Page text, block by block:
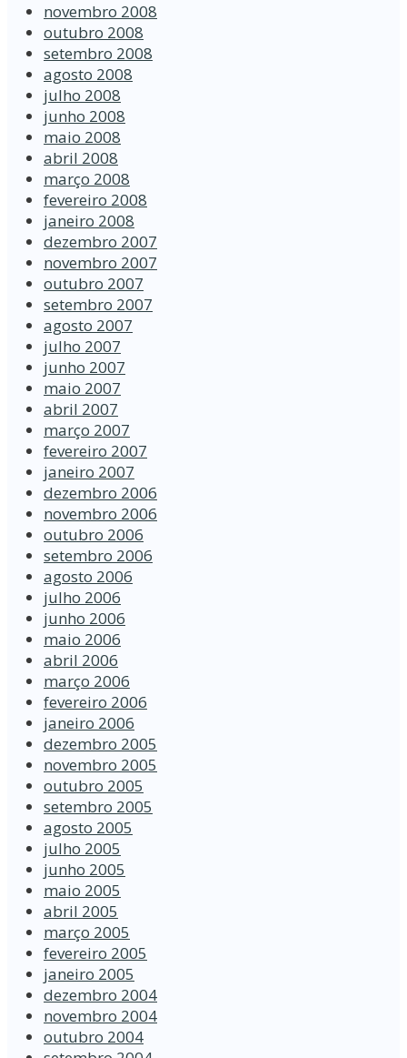
novembro 2008
outubro 2008
setembro 2008
agosto 2008
julho 2008
junho 2008
maio 2008
abril 2008
março 2008
fevereiro 2008
janeiro 2008
dezembro 2007
novembro 2007
outubro 2007
setembro 2007
agosto 2007
julho 2007
junho 2007
maio 2007
abril 2007
março 2007
fevereiro 2007
janeiro 2007
dezembro 2006
novembro 2006
outubro 2006
setembro 2006
agosto 2006
julho 2006
junho 2006
maio 2006
abril 2006
março 2006
fevereiro 2006
janeiro 2006
dezembro 2005
novembro 2005
outubro 2005
setembro 2005
agosto 2005
julho 2005
junho 2005
maio 2005
abril 2005
março 2005
fevereiro 2005
janeiro 2005
dezembro 2004
novembro 2004
outubro 2004